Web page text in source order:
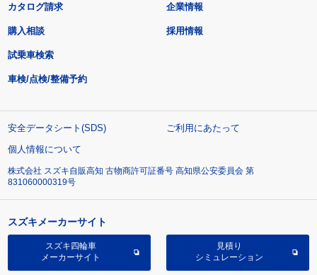
カタログ請求
購入相談
試乗車検索
車検/点検/整備予約
企業情報
採用情報
安全データシート(SDS)
ご利用にあたって
個人情報について
株式会社 スズキ自販高知 古物商許可証番号 高知県公安委員会 第
831060000319号
スズキメーカーサイト
スズキ四輪車
メーカーサイト
見積り
シミュレーション